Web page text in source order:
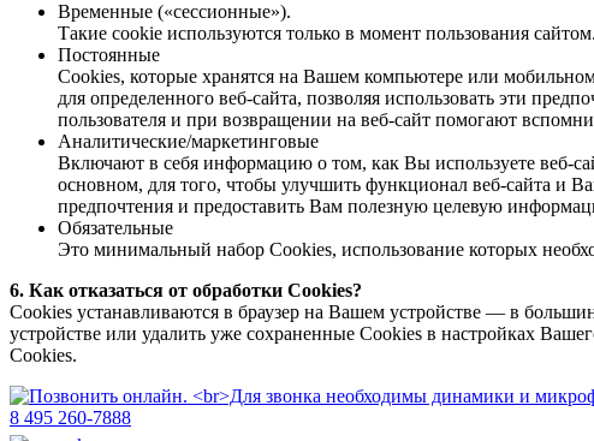
Временные («сессионные»).
Такие cookie используются только в момент пользования
Постоянные
Сookies, которые хранятся на Вашем компьютере или
для определенного веб-сайта, позволяя использовать эти
пользователя и при возвращении на веб-сайт помогают
Аналитические/маркетинговые
Включают в себя информацию о том, как Вы используете веб-
основном, для того, чтобы улучшить функционал веб-сайта и
предпочтения и предоставить Вам полезную целевую
Обязательные
Это минимальный набор Cookies, использование которых
6. Как отказаться от обработки Сookies?
Cookies устанавливаются в браузер на Вашем устройстве — в
устройстве или удалить уже сохраненные Cookies в настройках
Cookies.
8 495 260-7888